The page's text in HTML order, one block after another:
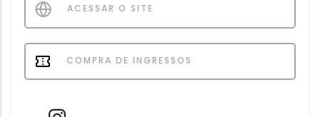
ACESSAR O SITE
COMPRA DE INGRESSOS